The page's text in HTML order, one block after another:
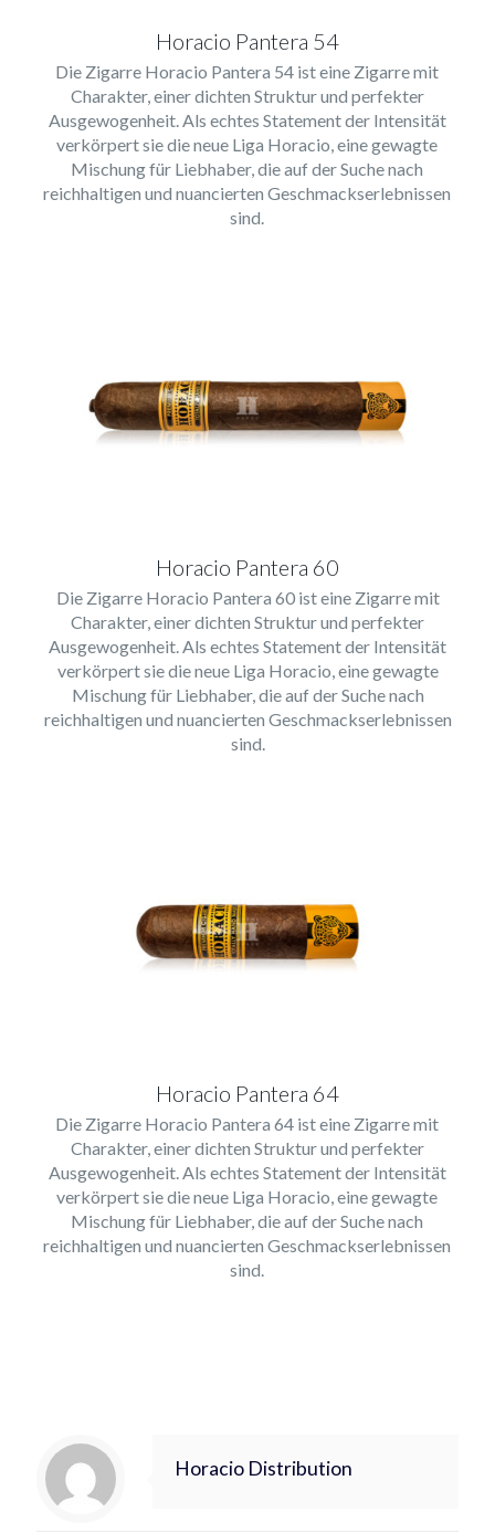
Horacio Pantera 54
Die Zigarre Horacio Pantera 54 ist eine Zigarre mit
Charakter, einer dichten Struktur und perfekter
Ausgewogenheit. Als echtes Statement der Intensität
verkörpert sie die neue Liga Horacio, eine gewagte
Mischung für Liebhaber, die auf der Suche nach
reichhaltigen und nuancierten Geschmackserlebnissen
sind.
Horacio Pantera 60
Die Zigarre Horacio Pantera 60 ist eine Zigarre mit
Charakter, einer dichten Struktur und perfekter
Ausgewogenheit. Als echtes Statement der Intensität
verkörpert sie die neue Liga Horacio, eine gewagte
Mischung für Liebhaber, die auf der Suche nach
reichhaltigen und nuancierten Geschmackserlebnissen
sind.
Horacio Pantera 64
Die Zigarre Horacio Pantera 64 ist eine Zigarre mit
Charakter, einer dichten Struktur und perfekter
Ausgewogenheit. Als echtes Statement der Intensität
verkörpert sie die neue Liga Horacio, eine gewagte
Mischung für Liebhaber, die auf der Suche nach
reichhaltigen und nuancierten Geschmackserlebnissen
sind.
Horacio Distribution